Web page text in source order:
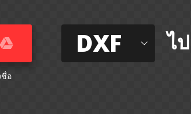
ชื่อ
DXF ไ